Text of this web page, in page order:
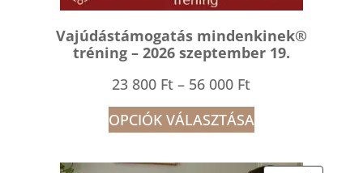
Vajúdástámogatás mindenkinek®
tréning – 2026 szeptember 19.
23 800 Ft – 56 000 FtÁrtartomány:
23
800 Ft
-
OPCIÓK VÁLASZTÁSA